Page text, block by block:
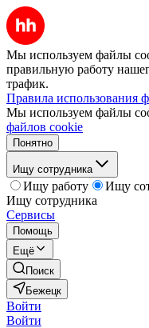
Мы используем файлы
правильную работу
трафик.
Правила использования
Мы используем файлы
файлов cookie
Понятно
Ищу сотрудника
Ищу работу
Ищу
Ищу сотрудника
Сервисы
Помощь
Ещё
Поиск
Бежецк
Войти
Войти